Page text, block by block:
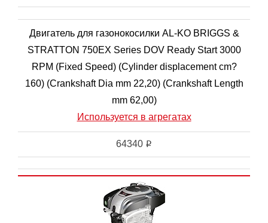
Двигатель для газонокосилки AL-KO BRIGGS &
STRATTON 750EX Series DOV Ready Start 3000
RPM (Fixed Speed) (Cylinder displacement cm?
160) (Crankshaft Dia mm 22,20) (Crankshaft Length
mm 62,00)
Используется в агрегатах
64340 i